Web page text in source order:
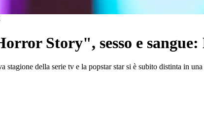
Story", sesso e
stagione della serie tv e la popstar star si è subito distinta in